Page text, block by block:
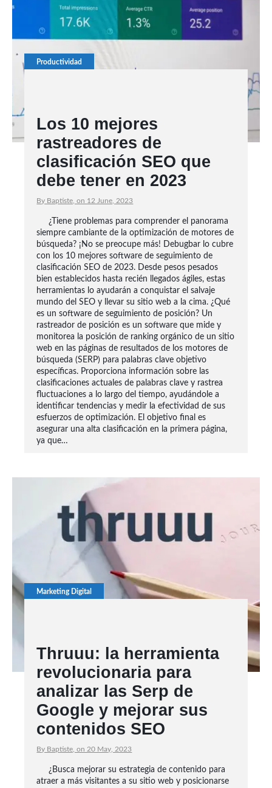
Productividad
Los 10 mejores
rastreadores de
clasificación SEO que
debe tener en 2023
By Baptiste, on 12 June, 2023
¿Tiene problemas para comprender el panorama
siempre cambiante de la optimización de motores de
búsqueda? ¡No se preocupe más! Debugbar lo cubre
con los 10 mejores software de seguimiento de
clasificación SEO de 2023. Desde pesos pesados
bien establecidos hasta recién llegados ágiles, estas
herramientas lo ayudarán a conquistar el salvaje
mundo del SEO y llevar su sitio web a la cima. ¿Qué
es un software de seguimiento de posición? Un
rastreador de posición es un software que mide y
monitorea la posición de ranking orgánico de un sitio
web en las páginas de resultados de los motores de
búsqueda (SERP) para palabras clave objetivo
específicas. Proporciona información sobre las
clasificaciones actuales de palabras clave y rastrea
fluctuaciones a lo largo del tiempo, ayudándole a
identificar tendencias y medir la efectividad de sus
esfuerzos de optimización. El objetivo final es
asegurar una alta clasificación en la primera página,
ya que…
Marketing Digital
Thruuu: la herramienta
revolucionaria para
analizar las Serp de
Google y mejorar sus
contenidos SEO
By Baptiste, on 20 May, 2023
¿Busca mejorar su estrategia de contenido para
atraer a más visitantes a su sitio web y posicionarse